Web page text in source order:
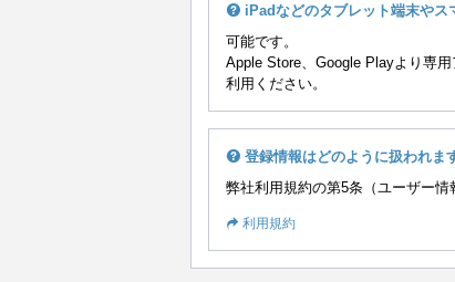
iPadなどのタブレット端末やス
可能です。
Apple Store、Google Playより専
利用ください。
登録情報はどのように扱われま
弊社利用規約の第5条（ユーザー情
利用規約